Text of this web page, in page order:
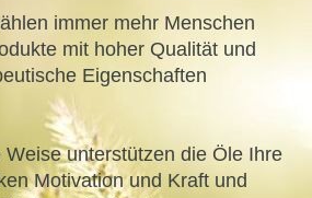
immer mehr Menschen
mit hoher Qualität und
Eigenschaften
unterstützen die Öle Ihre
Motivation und Kraft und